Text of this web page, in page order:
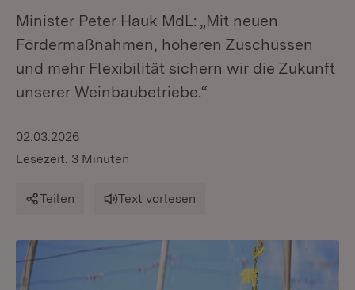
Minister Peter Hauk MdL: „Mit neuen
Fördermaßnahmen, höheren Zuschüssen
und mehr Flexibilität sichern wir die Zukunft
unserer Weinbaubetriebe.“
02.03.2026
Lesezeit: 3 Minuten
Teilen Text vorlesen